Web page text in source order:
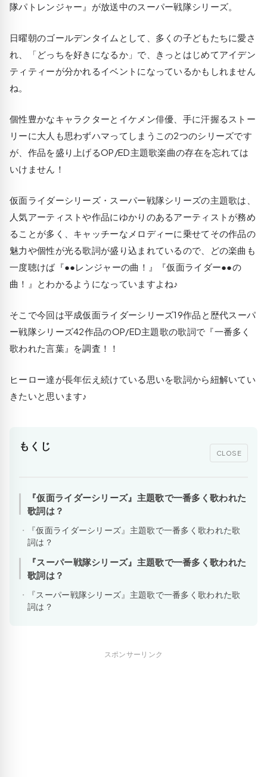
隊パトレンジャー』が放送中のスーパー戦隊シリーズ。
日曜朝のゴールデンタイムとして、多くの子どもたちに愛さ
れ、「どっちを好きになるか」で、きっとはじめてアイデン
ティティーが分かれるイベントになっているかもしれません
ね。
個性豊かなキャラクターとイケメン俳優、手に汗握るストー
リーに大人も思わずハマってしまうこの2つのシリーズです
が、作品を盛り上げるOP/ED主題歌楽曲の存在を忘れては
いけません！
仮面ライダーシリーズ・スーパー戦隊シリーズの主題歌は、
人気アーティストや作品にゆかりのあるアーティストが務め
ることが多く、キャッチーなメロディーに乗せてその作品の
魅力や個性が光る歌詞が盛り込まれているので、どの楽曲も
一度聴けば『●●レンジャーの曲！』『仮面ライダー●●の
曲！』とわかるようになっていますよね♪
そこで今回は平成仮面ライダーシリーズ19作品と歴代スーパ
ー戦隊シリーズ42作品のOP/ED主題歌の歌詞で 『一番多く
歌われた言葉』 を調査！！
ヒーロー達が長年伝え続けている思いを歌詞から紐解いてい
きたいと思います♪
もくじ
CLOSE
『仮面ライダーシリーズ』主題歌で一番多く歌われた
歌詞は？
『仮面ライダーシリーズ』主題歌で一番多く歌われた歌
詞は？
『スーパー戦隊シリーズ』主題歌で一番多く歌われた
歌詞は？
『スーパー戦隊シリーズ』主題歌で一番多く歌われた歌
詞は？
スポンサーリンク